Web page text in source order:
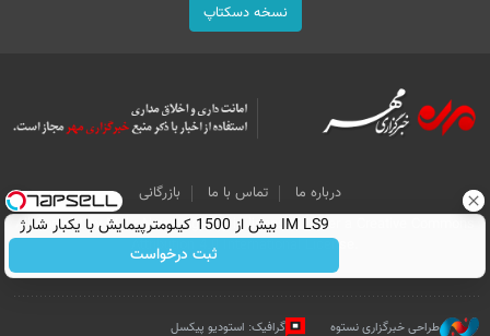
نسخه دسکتاپ
درباره ما تماس با ما
بازرگانی
All Content by Mehr News Agency is licensed under a Creative Commons
Attribution 4.0 International License.
طراحی خبرگزاری نستوه گرافیک: استودیو پیکسل
IM LS9 بیش از 1500 کیلومترپیمایش با یکبار شارژ
ثبت درخواست